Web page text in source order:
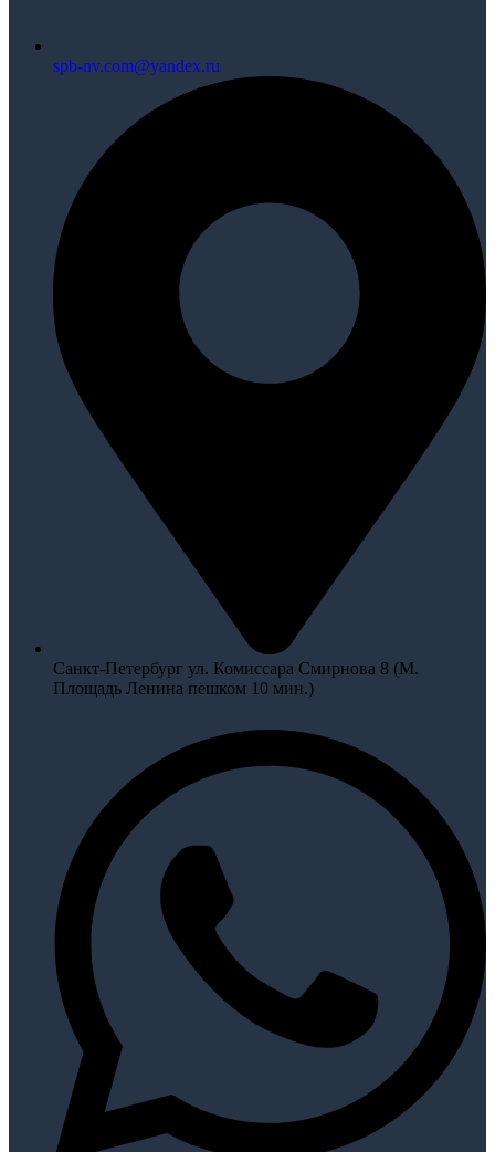
spb-nv.com@yandex.ru
Санкт-Петербург ул. Комиссара Смирнова 8 (М.
Площадь Ленина пешком 10 мин.)